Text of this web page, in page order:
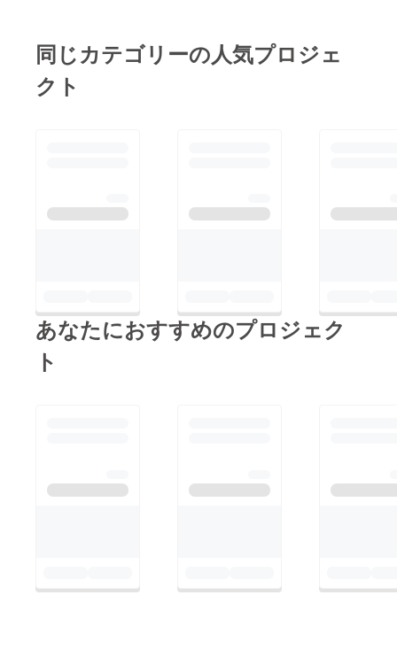
同じカテゴリーの人気プロジェ
クト
あなたにおすすめのプロジェク
ト